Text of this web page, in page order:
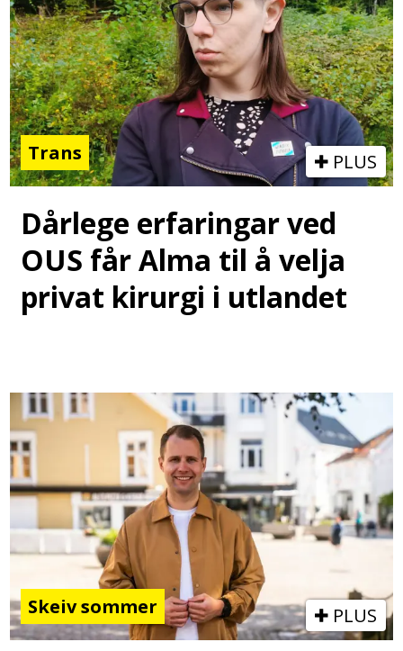
Trans PLUS
Dårlege erfaringar ved
OUS får Alma til å velja
privat kirurgi i utlandet
Skeiv sommer PLUS